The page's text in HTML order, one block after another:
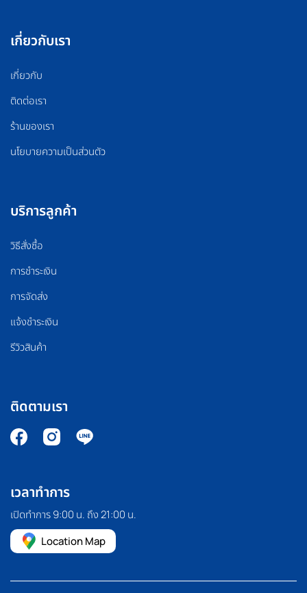
เกี่ยวกับเรา
เกี่ยวกับ
ติดต่อเรา
ร้านของเรา
นโยบายความเป็นส่วนตัว
บริการลูกค้า
วิธีสั่งซื้อ
การชำระเงิน
การจัดส่ง
แจ้งชำระเงิน
รีวิวสินค้า
ติดตามเรา
เวลาทำการ
เปิดทำการ 9:00 น. ถึง 21:00 น.
Location Map